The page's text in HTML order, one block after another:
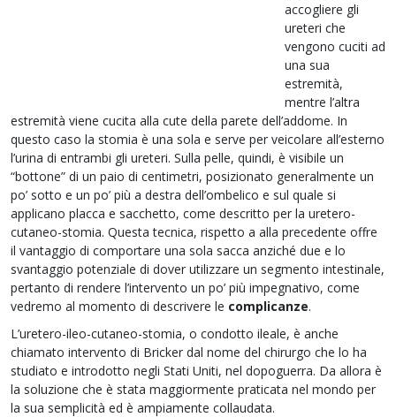
accogliere gli
ureteri che
vengono cuciti ad
una sua
estremità,
mentre l’altra
estremità viene cucita alla cute della parete dell’addome. In
questo caso la stomia è una sola e serve per veicolare all’esterno
l’urina di entrambi gli ureteri. Sulla pelle, quindi, è visibile un
“bottone” di un paio di centimetri, posizionato generalmente un
po’ sotto e un po’ più a destra dell’ombelico e sul quale si
applicano placca e sacchetto, come descritto per la uretero-
cutaneo-stomia. Questa tecnica, rispetto a alla precedente offre
il vantaggio di comportare una sola sacca anziché due e lo
svantaggio potenziale di dover utilizzare un segmento intestinale,
pertanto di rendere l’intervento un po’ più impegnativo, come
vedremo al momento di descrivere le complicanze.
L’uretero-ileo-cutaneo-stomia, o condotto ileale, è anche
chiamato intervento di Bricker dal nome del chirurgo che lo ha
studiato e introdotto negli Stati Uniti, nel dopoguerra. Da allora è
la soluzione che è stata maggiormente praticata nel mondo per
la sua semplicità ed è ampiamente collaudata.